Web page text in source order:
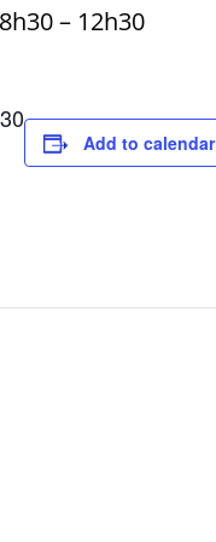
– 12h30
Add to calendar